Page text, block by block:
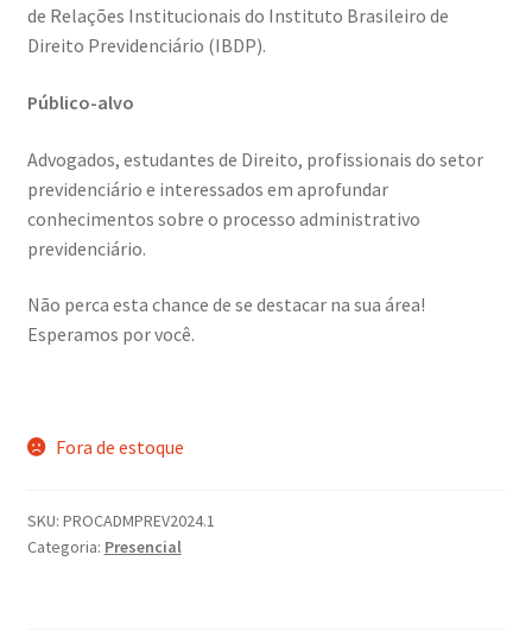
de Relações Institucionais do Instituto Brasileiro de
Direito Previdenciário (IBDP).
Público-alvo
Advogados, estudantes de Direito, profissionais do setor
previdenciário e interessados em aprofundar
conhecimentos sobre o processo administrativo
previdenciário.
Não perca esta chance de se destacar na sua área!
Esperamos por você.
Fora de estoque
SKU: PROCADMPREV2024.1
Categoria: Presencial